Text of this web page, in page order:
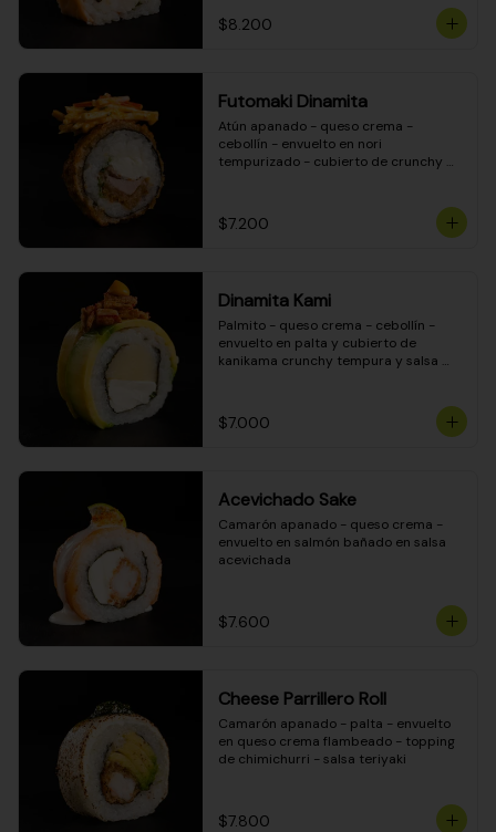
$8.200
Futomaki Dinamita
Atún apanado - queso crema -
cebollín - envuelto en nori
tempurizado - cubierto de crunchy
$7.200
Dinamita Kami
Palmito - queso crema - cebollín -
envuelto en palta y cubierto de
kanikama crunchy tempura y salsa
$7.000
Acevichado Sake
Camarón apanado - queso crema -
envuelto en salmón bañado en salsa
acevichada
$7.600
Cheese Parrillero Roll
Camarón apanado - palta - envuelto
en queso crema flambeado - topping
de chimichurri - salsa teriyaki
$7.800